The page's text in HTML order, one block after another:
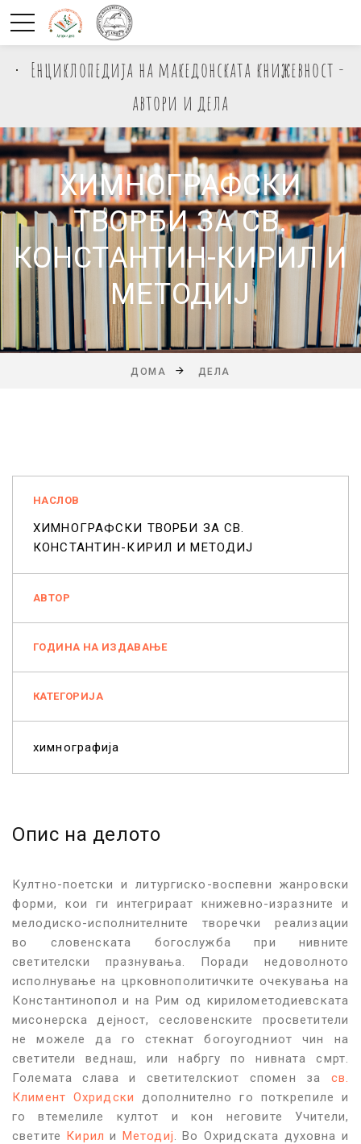
Енциклопедија на македонската книжевност -
автори и дела
ХИМНОГРАФСКИ
ТВОРБИ ЗА СВ.
КОНСТАНТИН-КИРИЛ И
МЕТОДИЈ
ДОМА ДЕЛА
НАСЛОВ
ХИМНОГРАФСКИ ТВОРБИ ЗА СВ.
КОНСТАНТИН-КИРИЛ И МЕТОДИЈ
АВТОР
ГОДИНА НА ИЗДАВАЊЕ
КАТЕГОРИЈА
химнографија
Опис на делото
Култно-поетски и литургиско-воспевни жанровски
форми, кои ги интегрираат книжевно-изразните и
мелодиско-исполнителните творечки реализации
во словенската богослужба при нивните
светителски празнувања. Поради недоволното
исполнување на црковнополитичките очекувања на
Константинопол и на Рим од кирилометодиевската
мисонерска дејност, сесловенските просветители
не можеле да го стекнат богоугодниот чин на
светители веднаш, или набргу по нивната смрт.
Големата слава и светителскиот спомен за св.
Климент Охридски
дополнително го поткрепиле и
го втемелиле култот и кон неговите Учители,
светите Кирил и Методиј . Во Охридската духовна и